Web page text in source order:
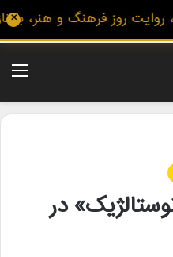
در
✕روز فرهنگ و هنر، با